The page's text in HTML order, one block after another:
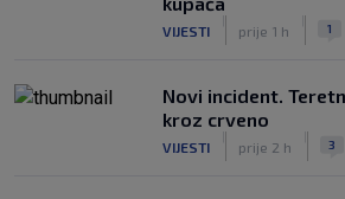
VIJESTI prije 1 h 1
Novi incident.
kroz crveno
VIJESTI prije 2 h 3